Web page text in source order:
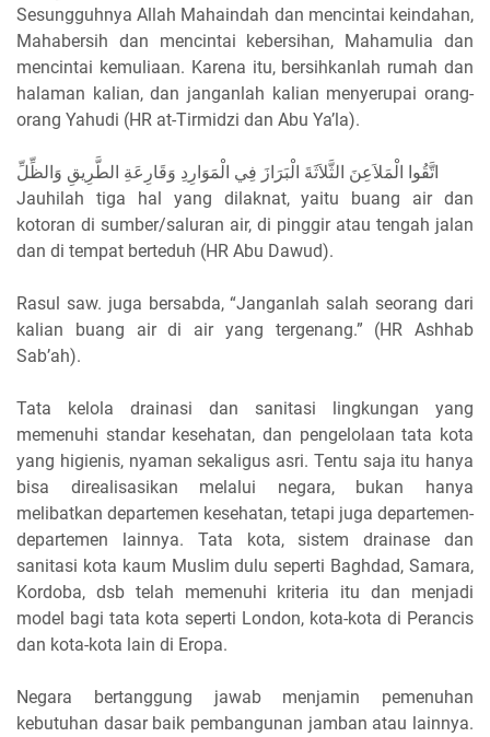
Sesungguhnya Allah Mahaindah dan mencintai keindahan,
Mahabersih dan mencintai kebersihan, Mahamulia dan
mencintai kemuliaan. Karena itu, bersihkanlah rumah dan
halaman kalian, dan janganlah kalian menyerupai orang-
orang Yahudi (HR at-Tirmidzi dan Abu Ya’la).
اتَّقُوا الْمَلاَعِنَ الثَّلاَثَةَ الْبَرَازَ فِي الْمَوَارِدِ وَقَارِعَةِ الطَّرِيقِ وَالظِّلِّ
Jauhilah tiga hal yang dilaknat, yaitu buang air dan
kotoran di sumber/saluran air, di pinggir atau tengah jalan
dan di tempat berteduh (HR Abu Dawud).
Rasul saw. juga bersabda, “Janganlah salah seorang dari
kalian buang air di air yang tergenang.” (HR Ashhab
Sab’ah).
Tata kelola drainasi dan sanitasi lingkungan yang
memenuhi standar kesehatan, dan pengelolaan tata kota
yang higienis, nyaman sekaligus asri. Tentu saja itu hanya
bisa direalisasikan melalui negara, bukan hanya
melibatkan departemen kesehatan, tetapi juga departemen-
departemen lainnya. Tata kota, sistem drainase dan
sanitasi kota kaum Muslim dulu seperti Baghdad, Samara,
Kordoba, dsb telah memenuhi kriteria itu dan menjadi
model bagi tata kota seperti London, kota-kota di Perancis
dan kota-kota lain di Eropa.
Negara bertanggung jawab menjamin pemenuhan
kebutuhan dasar baik pembangunan jamban atau lainnya.